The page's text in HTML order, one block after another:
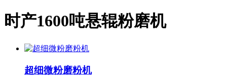
时产1600吨悬辊粉磨机
超细微粉磨粉机